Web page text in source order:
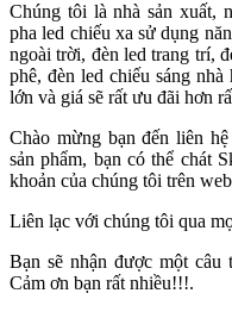
Chúng tôi là nhà sản xuất,
pha led chiếu xa sử dụng
ngoài trời, đèn led trang trí,
phê, đèn led chiếu sáng
lớn và giá sẽ rất ưu đãi hơn
Chào mừng bạn đến liên
sản phẩm, bạn có thể chát
khoản của chúng tôi trên
Liên lạc với chúng tôi qua
Bạn sẽ nhận được một
Cảm ơn bạn rất nhiều!!!.